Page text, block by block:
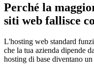
Perché la
siti web fallisce
L'hosting web standard
che la tua azienda dipende
hosting di base diventano